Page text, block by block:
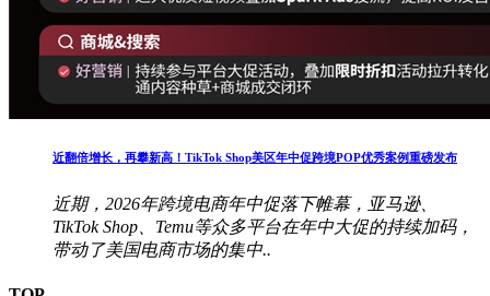
近翻倍增长，再攀新高！TikTok Shop美区年中促跨境POP优秀案例重磅发布
近期，2026年跨境电商年中促落下帷幕，亚马逊、
TikTok Shop、Temu等众多平台在年中大促的持续加码，
带动了美国电商市场的集中..